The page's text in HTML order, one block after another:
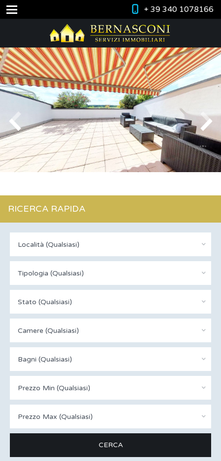
+ 39 340 1078166
RICERCA RAPIDA
Località (Qualsiasi)
Tipologia (Qualsiasi)
Stato (Qualsiasi)
Camere (qualsiasi)
Bagni (qualsiasi)
Prezzo Min (qualsiasi)
Prezzo Max (qualsiasi)